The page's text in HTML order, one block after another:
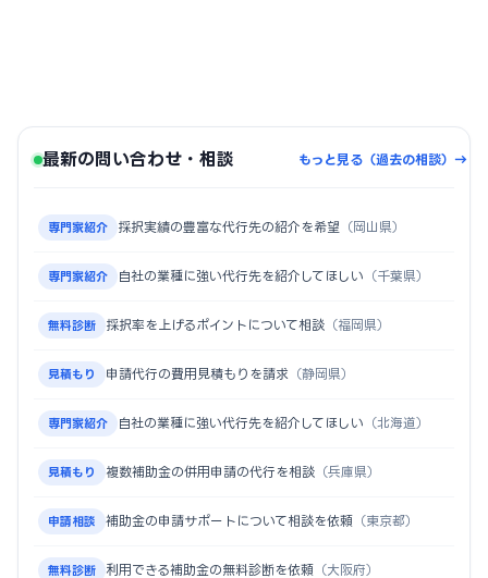
最新の問い合わせ・相談 もっと見る（過去の相談）→
専門家紹介 採択実績の豊富な代行先の紹介を希望 （岡山県）
専門家紹介 自社の業種に強い代行先を紹介してほしい （千葉県）
無料診断 採択率を上げるポイントについて相談 （福岡県）
見積もり 申請代行の費用見積もりを請求 （静岡県）
専門家紹介 自社の業種に強い代行先を紹介してほしい （北海道）
見積もり 複数補助金の併用申請の代行を相談 （兵庫県）
申請相談 補助金の申請サポートについて相談を依頼 （東京都）
無料診断 利用できる補助金の無料診断を依頼 （大阪府）